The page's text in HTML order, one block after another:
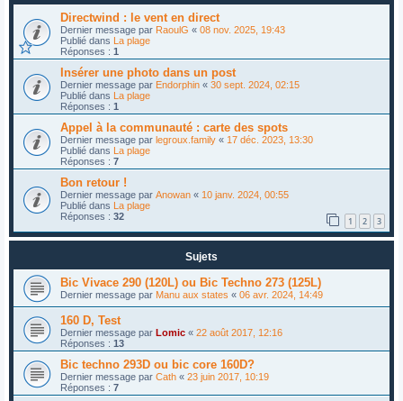
Directwind : le vent en direct
Dernier message par RaoulG « 08 nov. 2025, 19:43
Publié dans La plage
Réponses : 1
Insérer une photo dans un post
Dernier message par Endorphin « 30 sept. 2024, 02:15
Publié dans La plage
Réponses : 1
Appel à la communauté : carte des spots
Dernier message par legroux.family « 17 déc. 2023, 13:30
Publié dans La plage
Réponses : 7
Bon retour !
Dernier message par Anowan « 10 janv. 2024, 00:55
Publié dans La plage
Réponses : 32 1 2 3
Sujets
Bic Vivace 290 (120L) ou Bic Techno 273 (125L)
Dernier message par Manu aux states « 06 avr. 2024, 14:49
160 D, Test
Dernier message par Lomic « 22 août 2017, 12:16
Réponses : 13
Bic techno 293D ou bic core 160D?
Dernier message par Cath « 23 juin 2017, 10:19
Réponses : 7